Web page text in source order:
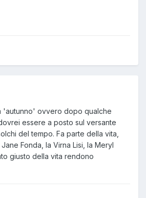
'autunno' ovvero dopo qualche
essere a posto sul versante
del tempo. Fa parte della vita,
Fonda, la Virna Lisi, la Meryl
giusto della vita rendono